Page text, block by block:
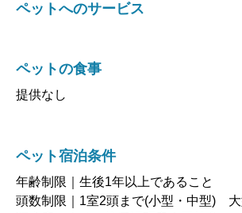
提供なし
年齢制限｜生後1年以上であること
頭数制限｜1室2頭まで(小型・中型) 大
狂犬病ワクチン接種証明書｜要持参（